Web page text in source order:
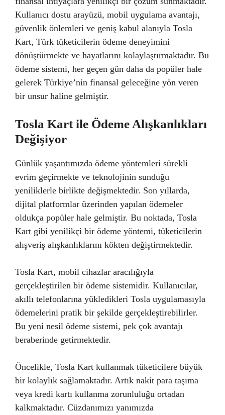
Kullanıcı dostu arayüzü, mobil uygulama avantajı,
güvenlik önlemleri ve geniş kabul alanıyla Tosla
Kart, Türk tüketicilerin ödeme deneyimini
dönüştürmekte ve hayatlarını kolaylaştırmaktadır. Bu
ödeme sistemi, her geçen gün daha da popüler hale
gelerek Türkiye’nin finansal geleceğine yön veren
bir unsur haline gelmiştir.
Tosla Kart ile Ödeme Alışkanlıkları
Değişiyor
Günlük yaşantımızda ödeme yöntemleri sürekli
evrim geçirmekte ve teknolojinin sunduğu
yeniliklerle birlikte değişmektedir. Son yıllarda,
dijital platformlar üzerinden yapılan ödemeler
oldukça popüler hale gelmiştir. Bu noktada, Tosla
Kart gibi yenilikçi bir ödeme yöntemi, tüketicilerin
alışveriş alışkanlıklarını kökten değiştirmektedir.
Tosla Kart, mobil cihazlar aracılığıyla
gerçekleştirilen bir ödeme sistemidir. Kullanıcılar,
akıllı telefonlarına yükledikleri Tosla uygulamasıyla
ödemelerini pratik bir şekilde gerçekleştirebilirler.
Bu yeni nesil ödeme sistemi, pek çok avantajı
beraberinde getirmektedir.
Öncelikle, Tosla Kart kullanmak tüketicilere büyük
bir kolaylık sağlamaktadır. Artık nakit para taşıma
veya kredi kartı kullanma zorunluluğu ortadan
kalkmaktadır. Cüzdanımızı yanımızda